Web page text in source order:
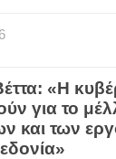
«Η
για το
και των